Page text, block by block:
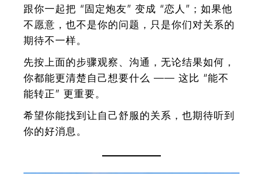
跟你一起把 “固定炮友” 变成 “恋人”；如果他
不愿意，也不是你的问题，只是你们对关系的
期待不一样。
先按上面的步骤观察、沟通，无论结果如何，
你都能更清楚自己想要什么 —— 这比 “能不
能转正” 更重要。
希望你能找到让自己舒服的关系，也期待听到
你的好消息。